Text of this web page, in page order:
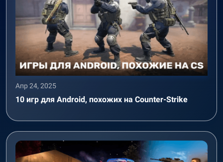
Апр 24, 2025
10 игр для Android, похожих на Counter-Strike